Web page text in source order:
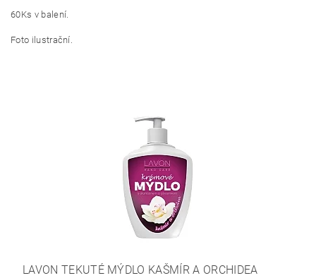
60Ks v balení.
Foto ilustrační.
LAVON TEKUTÉ MÝDLO KAŠMÍR A ORCHIDEA